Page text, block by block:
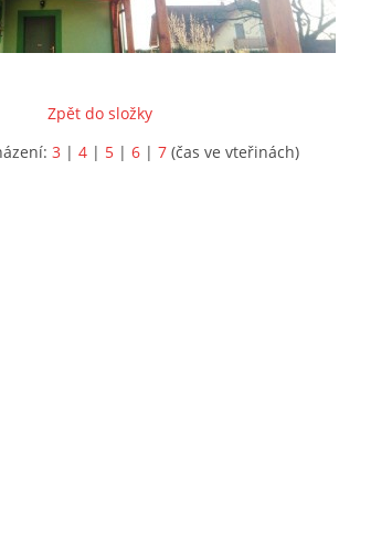
Zpět do složky
3 | 4 | 5 | 6 | 7 (čas ve vteřinách)